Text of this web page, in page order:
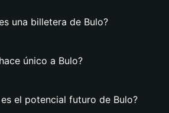
una billetera de Bulo?
único a Bulo?
es el potencial futuro de Bulo?